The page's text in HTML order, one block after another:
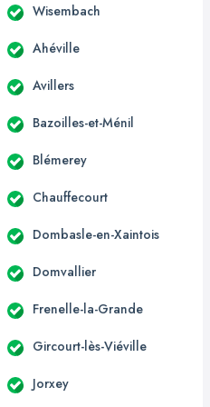
Wisembach
Ahéville
Avillers
Bazoilles-et-Ménil
Blémerey
Chauffecourt
Dombasle-en-Xaintois
Domvallier
Frenelle-la-Grande
Gircourt-lès-Viéville
Jorxey